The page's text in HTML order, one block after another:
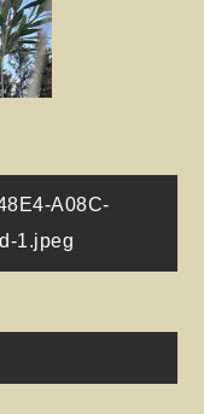
A08C-
1.jpeg